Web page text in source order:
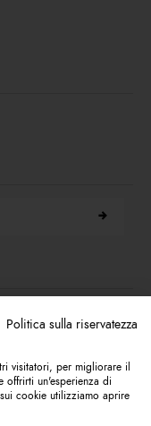
aggiornato sulle novità
da utilizzare sul tuo
Politica sulla riservatezza
visitatori, per migliorare il
offrirti un'esperienza di
cookie utilizziamo aprire